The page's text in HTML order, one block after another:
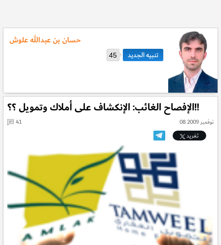
حسان بن عبدالله علوش
45
الإفصاح الغائب: الإنكشاف على أملاك وتمويل ؟؟!!
08 نوفمبر 2009
41
تغريد